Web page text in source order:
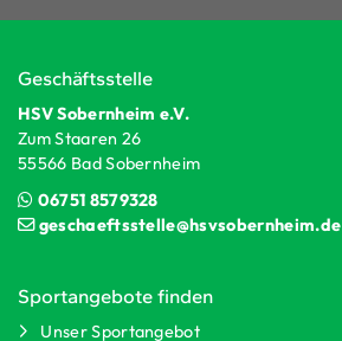
Geschäftsstelle
HSV Sobernheim e.V.
Zum Staaren 26
55566 Bad Sobernheim
06751 8579328
geschaeftsstelle@hsvsobernheim.de
Sportangebote finden
Unser Sportangebot